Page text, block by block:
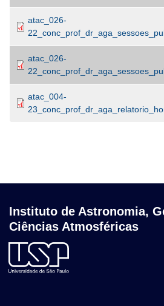
atac_026-
atac_026-
atac_004-
Instituto de Astronomia,
Ciências Atmosféricas